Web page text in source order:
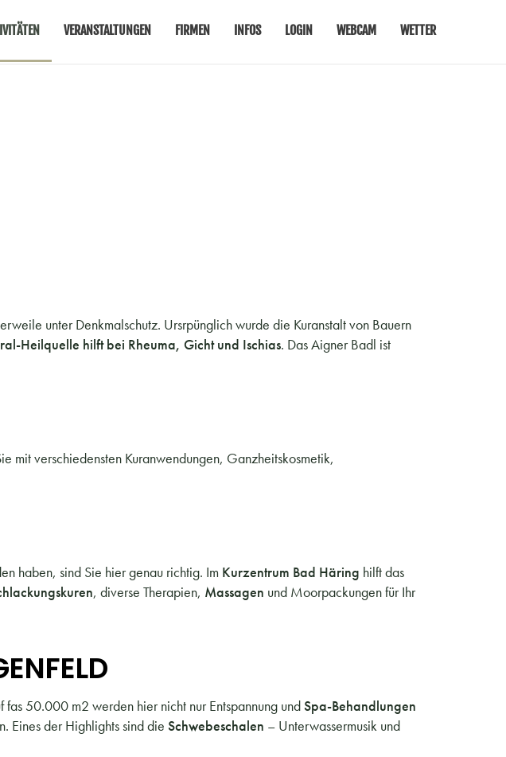
VERANSTALTUNGEN FIRMEN INFOS LOGIN WEBCAM WETTER
unter Denkmalschutz. Ursrpünglich wurde die Kuranstalt von Bauern
Heilquelle hilft bei Rheuma, Gicht und Ischias. Das Aigner Badl ist
mit verschiedensten Kuranwendungen, Ganzheitskosmetik,
haben, sind Sie hier genau richtig. Im Kurzentrum Bad Häring hilft das
, diverse Therapien, Massagen und Moorpackungen für Ihr
fas 50.000 m2 werden hier nicht nur Entspannung undSpa-Behandlungen
Eines der Highlights sind die Schwebeschalen – Unterwassermusik und